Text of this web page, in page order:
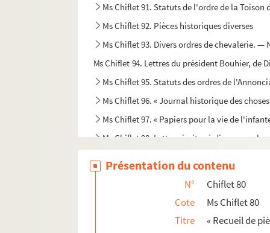
Ms Chiflet 91. Statuts de l'ordre de la Toison
Ms Chiflet 92. Pièces historiques diverses
Ms Chiflet 93. Divers ordres de chevalerie.
Ms Chiflet 94. Lettres du président Bouhier,
Ms Chiflet 95. Statuts des ordres de
Ms Chiflet 96. « Journal historique des
Ms Chiflet 97. « Papiers pour la vie de
Ms Chiflet 98. Lettres écrites à divers
Présentation du contenu
N°
Chiflet 80
Cote
Ms Chiflet 80
Titre
« Recueil de